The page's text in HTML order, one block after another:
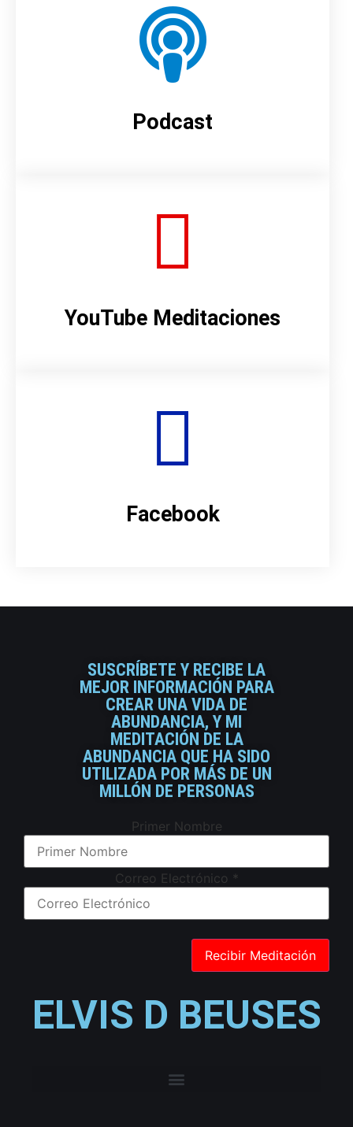
Podcast
YouTube Meditaciones
Facebook
SUSCRÍBETE Y RECIBE LA
MEJOR INFORMACIÓN PARA
CREAR UNA VIDA DE
ABUNDANCIA, Y MI
MEDITACIÓN DE LA
ABUNDANCIA QUE HA SIDO
UTILIZADA POR MÁS DE UN
MILLÓN DE PERSONAS
Primer Nombre
Correo Electrónico *
ELVIS D BEUSES